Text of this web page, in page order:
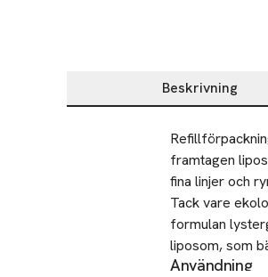
Beskrivning
Beskrivning
framtagen
fina linjer och
Tack vare
formulan
liposom, som
ingredienserna
Användning